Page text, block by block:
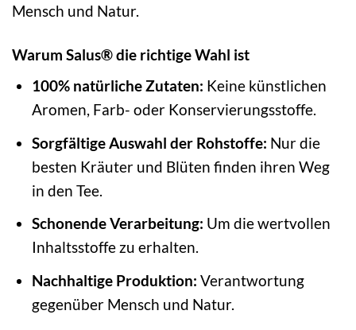
Mensch und Natur.
Warum Salus® die richtige Wahl ist
100% natürliche Zutaten: Keine künstlichen
Aromen, Farb- oder Konservierungsstoffe.
Sorgfältige Auswahl der Rohstoffe: Nur die
besten Kräuter und Blüten finden ihren Weg
in den Tee.
Schonende Verarbeitung: Um die wertvollen
Inhaltsstoffe zu erhalten.
Nachhaltige Produktion: Verantwortung
gegenüber Mensch und Natur.